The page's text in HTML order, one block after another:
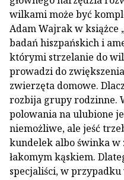
wilkami może być
Adam Wajrak w
badań hiszpańskich i
którymi strzelanie do
prowadzi do
zwierzęta domowe.
rozbija grupy rodzinne.
polowania na ulubione
niemożliwe, ale jeść
kundelek albo świnka w
łakomym kąskiem.
specjaliści, w